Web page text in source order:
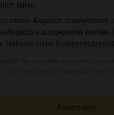
teilen.
meine Angaben anonymisiert
Angebots ausgewertet
Näheres siehe
Absenden